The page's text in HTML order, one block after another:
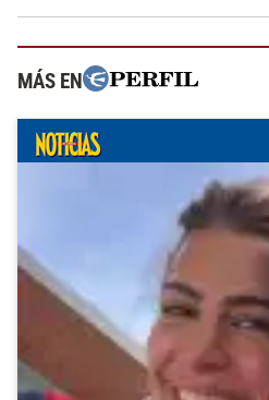
MÁS EN